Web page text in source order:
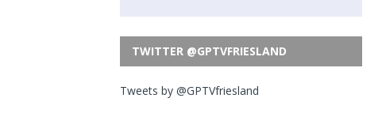
TWITTER @GPTVFRIESLAND
Tweets by @GPTVfriesland